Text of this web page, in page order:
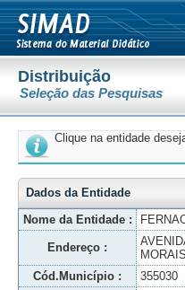
Distribuição
Seleção das Pesquisas
Clique na entidade
Dados da Entidade
Nome da Entidade :
Endereço :
MORAIS
Cód.Município : 355030